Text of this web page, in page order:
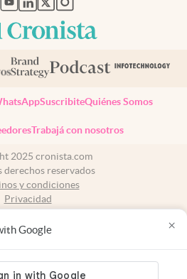
Google ×
SuscribiteQuiénes Somos
Trabajá con nosotros
2025 cronista.com
derechos reservados
y condiciones
Privacidad
11 7078-3270